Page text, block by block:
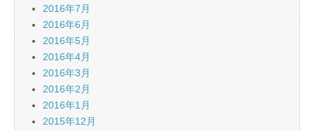
2016年7月
2016年6月
2016年5月
2016年4月
2016年3月
2016年2月
2016年1月
2015年12月